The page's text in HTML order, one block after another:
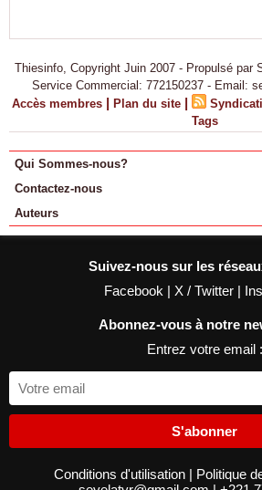
Thiesinfo, Copyright Juin 2007 - Propulsé par
Service Commercial: 772150237 - Email:
Accès membres | Plan du site |
Tags
Qui Sommes-nous?
Contactez-nous
Auteurs
Suivez-nous sur les
Facebook | X / Twitter |
Abonnez-vous à notre
Entrez votre email :
S'abonner
Conditions d'utilisation | Politique